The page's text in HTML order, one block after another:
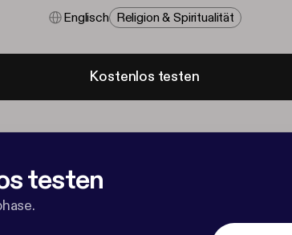
Englisch Religion & Spiritualität
Kostenlos testen
testen